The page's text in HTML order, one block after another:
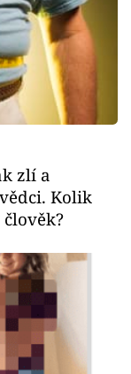
zlí a
Kolik